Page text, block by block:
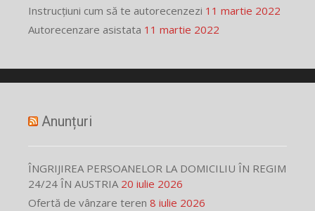
Instrucțiuni cum să te autorecenzezi 11 martie 2022
Autorecenzare asistata 11 martie 2022
Anunțuri
ÎNGRIJIREA PERSOANELOR LA DOMICILIU ÎN REGIM
24/24 ÎN AUSTRIA 20 iulie 2026
Ofertă de vânzare teren 8 iulie 2026